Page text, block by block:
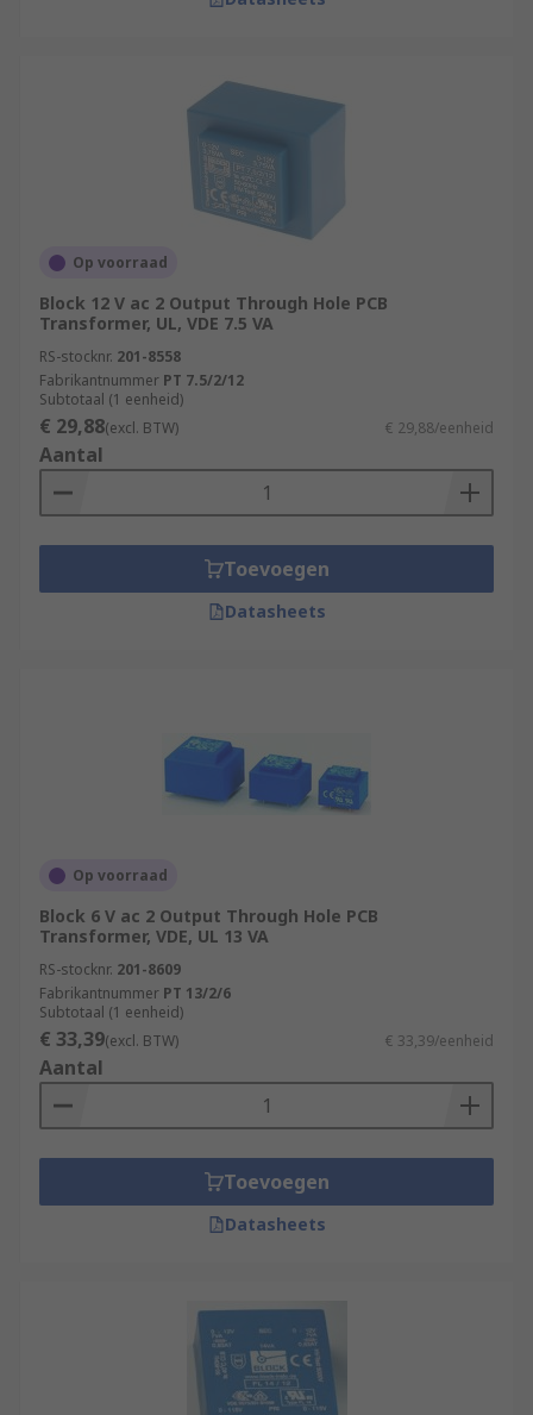
Op voorraad
Block 12 V ac 2 Output Through Hole PCB
Transformer, UL, VDE 7.5 VA
RS-stocknr. 201-8558
Fabrikantnummer PT 7.5/2/12
Subtotaal (1 eenheid)
€ 29,88(excl. BTW) € 29,88/eenheid
Aantal
Toevoegen
Datasheets
Op voorraad
Block 6 V ac 2 Output Through Hole PCB
Transformer, VDE, UL 13 VA
RS-stocknr. 201-8609
Fabrikantnummer PT 13/2/6
Subtotaal (1 eenheid)
€ 33,39(excl. BTW) € 33,39/eenheid
Aantal
Toevoegen
Datasheets